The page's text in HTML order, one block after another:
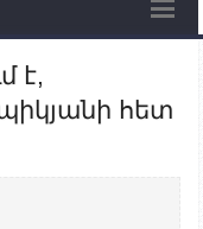
է,
հետ